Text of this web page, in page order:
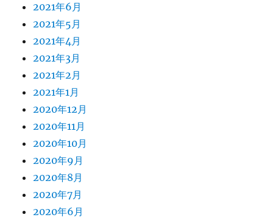
2021年6月
2021年5月
2021年4月
2021年3月
2021年2月
2021年1月
2020年12月
2020年11月
2020年10月
2020年9月
2020年8月
2020年7月
2020年6月